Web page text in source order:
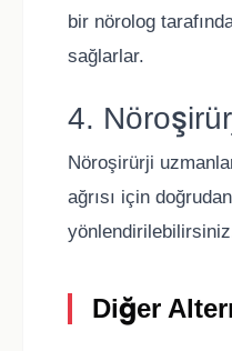
bir nörolog
sağlarlar.
4.
Nöroşirürji
ağrısı için
Diğer